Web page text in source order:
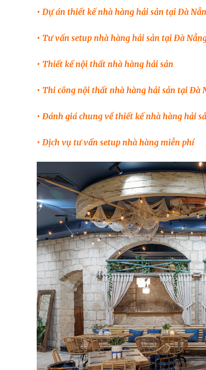
• Dự án thiết kế nhà hàng hải sản tại Đà
• Tư vấn setup nhà hàng hải sản tại Đà
• Thiết kế nội thất nhà hàng hải sản
• Thi công nội thất nhà hàng hải sản tại Đà
• Đánh giá chung về thiết kế nhà hàng hải
• Dịch vụ tư vấn setup nhà hàng miễn phí